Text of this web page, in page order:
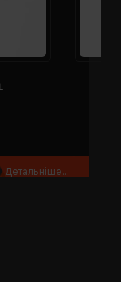
Детальніше...